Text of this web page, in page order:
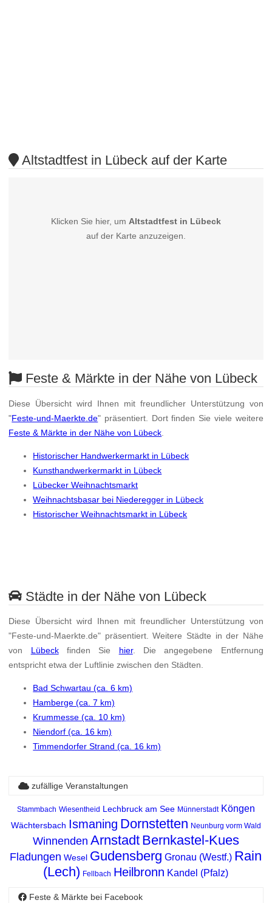
Altstadtfest in Lübeck auf der Karte
Klicken Sie hier, um Altstadtfest in Lübeck
auf der Karte anzuzeigen.
Feste & Märkte in der Nähe von Lübeck
Diese Übersicht wird Ihnen mit freundlicher Unterstützung von
"Feste-und-Maerkte.de" präsentiert. Dort finden Sie viele weitere
Feste & Märkte in der Nähe von Lübeck
Historischer Handwerkermarkt in Lübeck
Kunsthandwerkermarkt in Lübeck
Lübecker Weihnachtsmarkt
Weihnachtsbasar bei Niederegger in Lübeck
Historischer Weihnachtsmarkt in Lübeck
Städte in der Nähe von Lübeck
Diese Übersicht wird Ihnen mit freundlicher Unterstützung von
"Feste-und-Maerkte.de" präsentiert. Weitere Städte in der Nähe
von Lübeckfinden Sie hier. Die angegebene Entfernung
entspricht etwa der Luftlinie zwischen den Städten.
Bad Schwartau (ca. 6 km)
Hamberge (ca. 7 km)
Krummesse (ca. 10 km)
Niendorf (ca. 16 km)
Timmendorfer Strand (ca. 16 km)
zufällige Veranstaltungen
Stammbach Wiesentheid Lechbruck am See Münnerstadt Köngen
Wächtersbach Ismaning Dornstetten Neunburg vorm Wald
Winnenden Arnstadt Bernkastel-Kues
Fladungen Wesel Gudensberg Gronau (Westf.) Rain
(Lech) Fellbach Heilbronn Kandel (Pfalz)
Feste & Märkte bei Facebook